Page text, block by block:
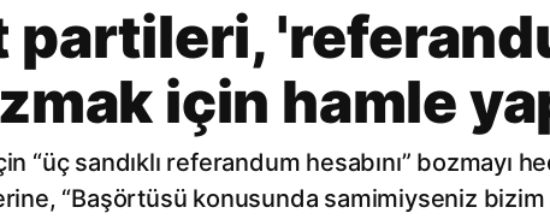
partileri,
için hamle
“üç sandıklı referandum hesabını” bozmayı
“Başörtüsü konusunda samimiyseniz